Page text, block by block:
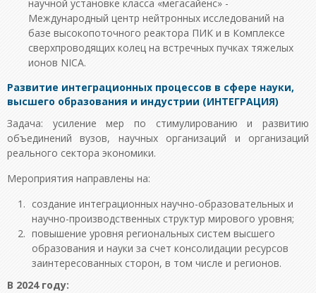
научной установке класса «мегасайенс» -
Международный центр нейтронных исследований на
базе высокопоточного реактора ПИК и в Комплексе
сверхпроводящих колец на встречных пучках тяжелых
ионов NICA.
Развитие интеграционных процессов в сфере науки,
высшего образования и индустрии (ИНТЕГРАЦИЯ)
Задача: усиление мер по стимулированию и развитию
объединений вузов, научных организаций и организаций
реального сектора экономики.
Мероприятия направлены на:
создание интеграционных научно-образовательных и
научно-производственных структур мирового уровня;
повышение уровня региональных систем высшего
образования и науки за счет консолидации ресурсов
заинтересованных сторон, в том числе и регионов.
В 2024 году: